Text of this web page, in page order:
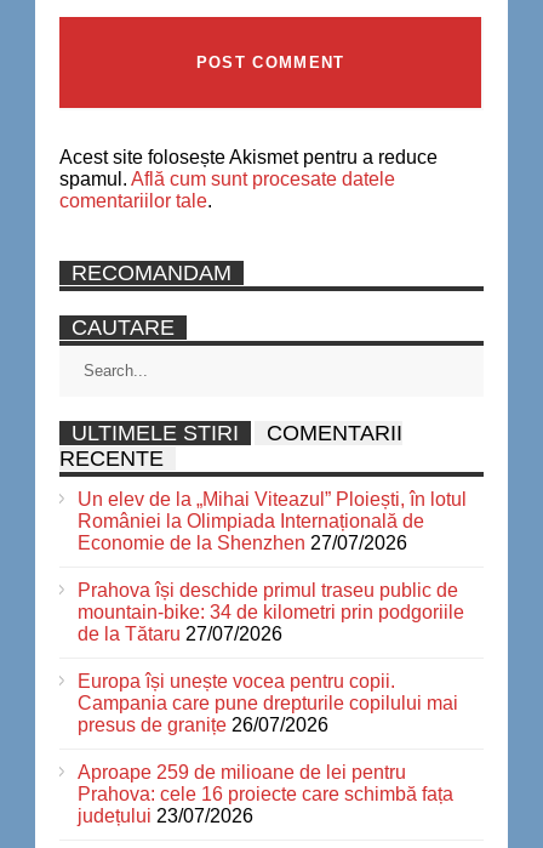
Acest site folosește Akismet pentru a reduce
spamul. Află cum sunt procesate datele
comentariilor tale.
RECOMANDAM
CAUTARE
ULTIMELE STIRI
COMENTARII
RECENTE
Un elev de la „Mihai Viteazul” Ploiești, în lotul
României la Olimpiada Internațională de
Economie de la Shenzhen 27/07/2026
Prahova își deschide primul traseu public de
mountain-bike: 34 de kilometri prin podgoriile
de la Tătaru 27/07/2026
Europa își unește vocea pentru copii.
Campania care pune drepturile copilului mai
presus de granițe 26/07/2026
Aproape 259 de milioane de lei pentru
Prahova: cele 16 proiecte care schimbă fața
județului 23/07/2026